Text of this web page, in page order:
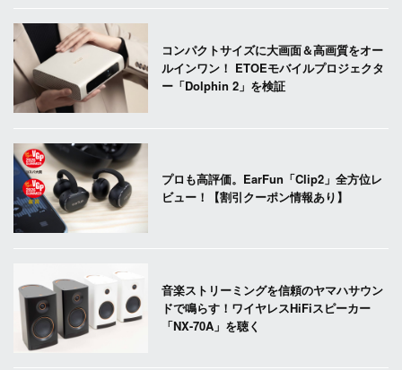
コンパクトサイズに大画面＆高画質をオー
ルインワン！ ETOEモバイルプロジェクタ
ー「Dolphin 2」を検証
プロも高評価。EarFun「Clip2」全方位レ
ビュー！【割引クーポン情報あり】
音楽ストリーミングを信頼のヤマハサウン
ドで鳴らす！ワイヤレスHiFiスピーカー
「NX-70A」を聴く